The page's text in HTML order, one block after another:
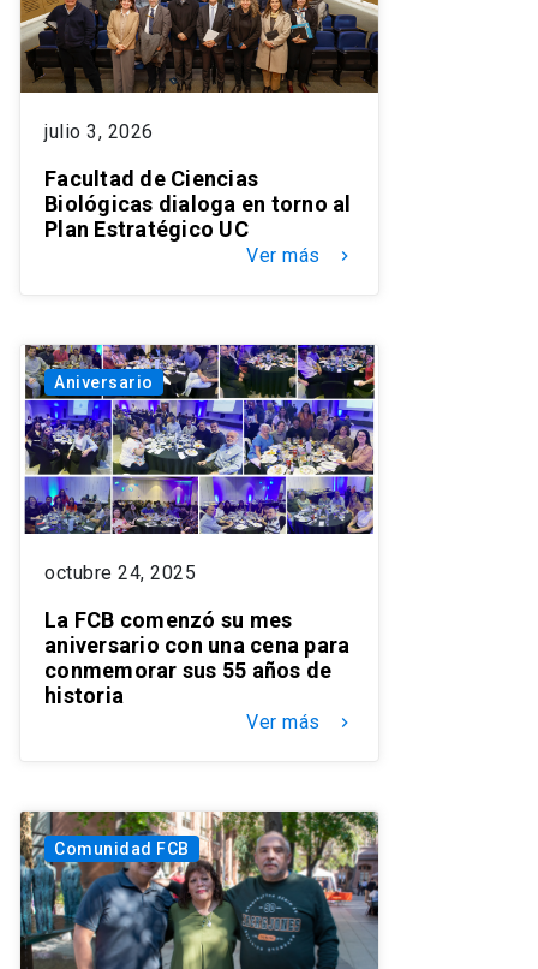
julio 3, 2026
Facultad de Ciencias
Biológicas dialoga en torno al
Plan Estratégico UC
Ver más keyboard_arrow_right
Aniversario
octubre 24, 2025
La FCB comenzó su mes
aniversario con una cena para
conmemorar sus 55 años de
historia
Ver más keyboard_arrow_right
Comunidad FCB